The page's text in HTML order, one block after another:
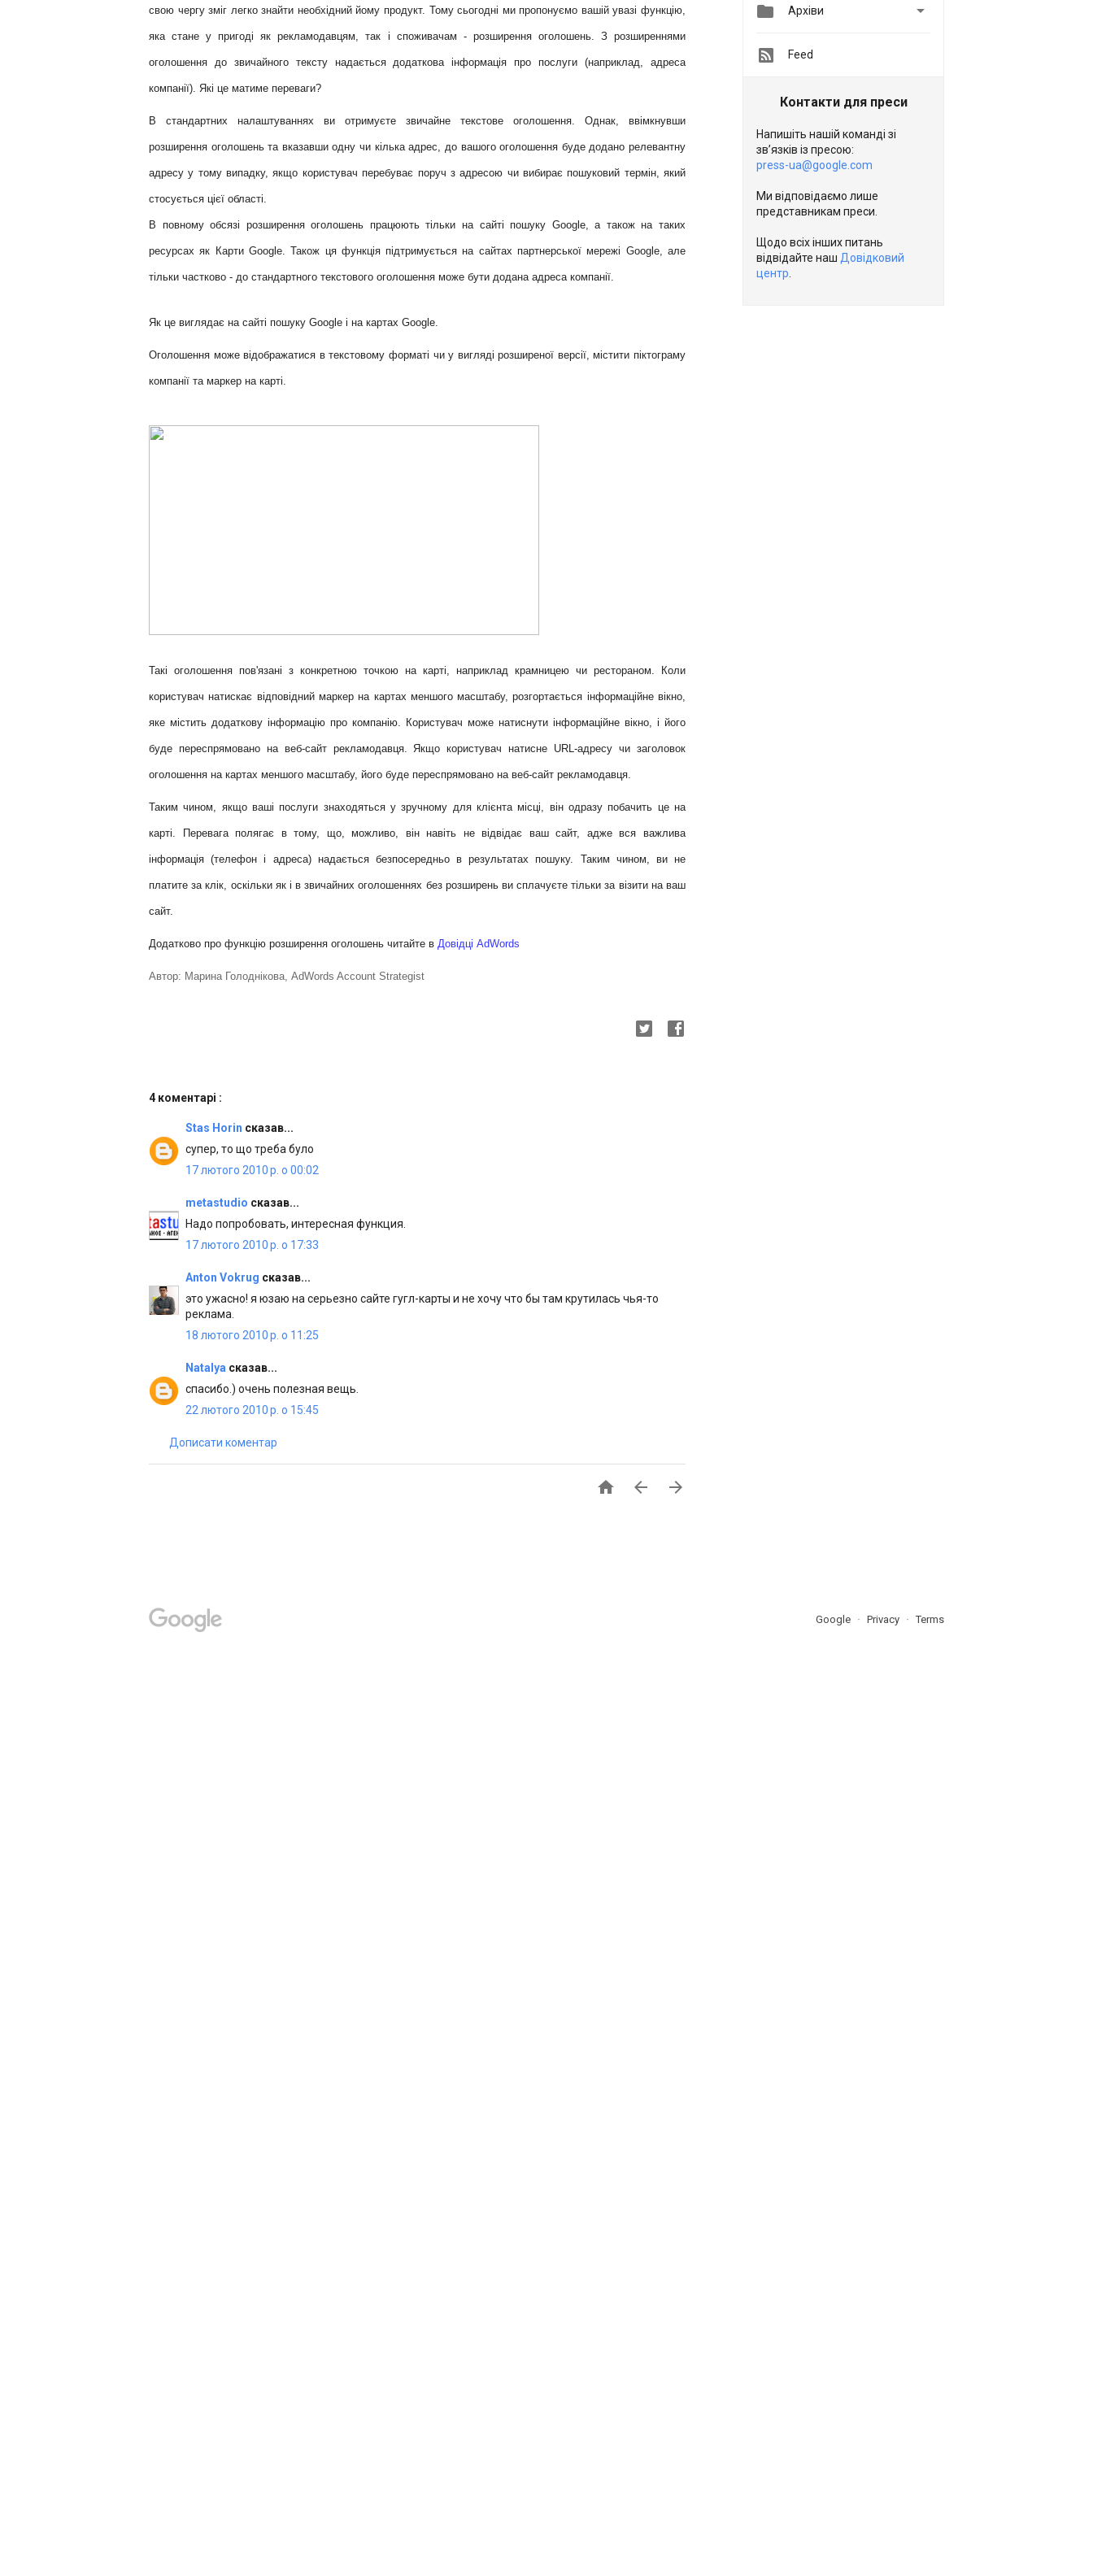
свою чергу зміг легко знайти необхідний йому продукт. Тому сьогодні ми пропонуємо вашій увазі функцію,
яка стане у пригоді як рекламодавцям, так і споживачам - розширення оголошень. З розширеннями
оголошення до звичайного тексту надається додаткова інформація про послуги (наприклад, адреса
компанії). Які це матиме переваги?
В стандартних налаштуваннях ви отримуєте звичайне текстове оголошення. Однак, ввімкнувши
розширення оголошень та вказавши одну чи кілька адрес, до вашого оголошення буде додано релевантну
адресу у тому випадку, якщо користувач перебуває поруч з адресою чи вибирає пошуковий термін, який
стосується цієї області.
В повному обсязі розширення оголошень працюють тільки на сайті пошуку Google, а також на таких
ресурсах як Карти Google. Також ця функція підтримується на сайтах партнерської мережі Google, але
тільки частково - до стандартного текстового оголошення може бути додана адреса компанії.
Як це виглядає на сайті пошуку Google і на картах Google.
Оголошення може відображатися в текстовому форматі чи у вигляді розширеної версії, містити піктограму
компанії та маркер на карті.
Такі оголошення пов'язані з конкретною точкою на карті, наприклад крамницею чи рестораном. Коли
користувач натискає відповідний маркер на картах меншого масштабу, розгортається інформаційне вікно,
яке містить додаткову інформацію про компанію. Користувач може натиснути інформаційне вікно, і його
буде переспрямовано на веб-сайт рекламодавця. Якщо користувач натисне URL-адресу чи заголовок
оголошення на картах меншого масштабу, його буде переспрямовано на веб-сайт рекламодавця.
Таким чином, якщо ваші послуги знаходяться у зручному для клієнта місці, він одразу побачить це на
карті. Перевага полягає в тому, що, можливо, він навіть не відвідає ваш сайт, адже вся важлива
інформація (телефон і адреса) надається безпосередньо в результатах пошуку. Таким чином, ви не
платите за клік, оскільки як і в звичайних оголошеннях без розширень ви сплачуєте тільки за візити на ваш
сайт.
Додатково про функцію розширення оголошень читайте в Довідці AdWords
Автор: Марина Голоднiкова, AdWords Account Strategist
4 коментарі :
Stas Horin сказав...
супер, то що треба було
17 лютого 2010 р. о 00:02
metastudio сказав...
Надо попробовать, интересная функция.
17 лютого 2010 р. о 17:33
Anton Vokrug сказав...
это ужасно! я юзаю на серьезно сайте гугл-карты и не хочу что бы там крутилась чья-то
реклама.
18 лютого 2010 р. о 11:25
Natalya сказав...
спасибо.) очень полезная вещь.
22 лютого 2010 р. о 15:45
Дописати коментар
  
 Архіви 
Feed
Контакти для преси
Напишіть нашій команді зі
зв’язків із пресою:
press-ua@google.com
Ми відповідаємо лише
представникам преси.
Щодо всіх інших питань
відвідайте наш Довідковий
центр
Google Privacy Terms